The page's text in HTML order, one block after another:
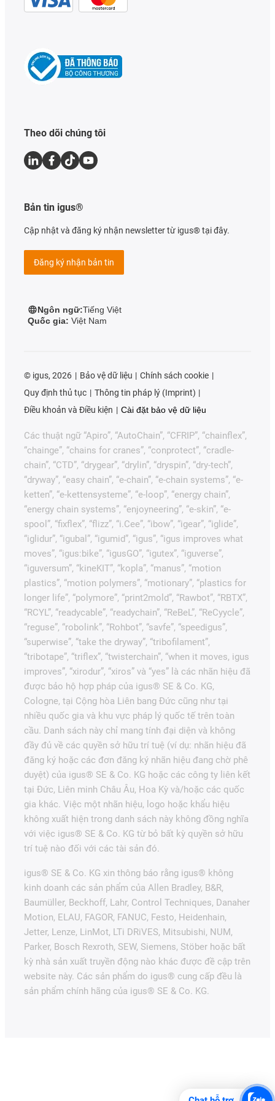
Theo dõi chúng tôi
Bản tin igus®
Cập nhật và đăng ký nhận newsletter từ igus® tại đây.
Đăng ký nhận bản tin
Ngôn ngữ:Tiếng Việt
Quốc gia: Việt Nam
© igus, 2026 Bảo vệ dữ liệu
Chính sách cookie
Quy định thủ tục
Thông tin pháp lý (Imprint)
Điều khoản và Điều kiện
Cài đặt bảo vệ dữ liệu
Các thuật ngữ “Apiro”, “AutoChain”, “CFRIP”, “chainflex”,
“chainge”, “chains for cranes”, “conprotect”, “cradle-
chain”, “CTD”, “drygear”, “drylin”, “dryspin”, “dry-tech”,
“dryway”, “easy chain”, “e-chain”, “e-chain systems”, “e-
ketten”, “e-kettensysteme”, “e-loop”, “energy chain”,
“energy chain systems”, “enjoyneering”, “e-skin”, “e-
spool”, “fixflex”, “flizz”, “i.Cee”, “ibow”, “igear”, “iglide”,
“iglidur”, “igubal”, “igumid”, “igus”, “igus improves what
moves”, “igus:bike”, “igusGO”, “igutex”, “iguverse”,
“iguversum”, “kineKIT”, “kopla”, “manus”, “motion
plastics”, “motion polymers”, “motionary”, “plastics for
longer life”, “polymore”, “print2mold”, “Rawbot”, “RBTX”,
“RCYL”, “readycable”, “readychain”, “ReBeL”, “ReCyycle”,
“reguse”, “robolink”, “Rohbot”, “savfe”, “speedigus”,
“superwise”, “take the dryway”, “tribofilament”,
“tribotape”, “triflex”, “twisterchain”, “when it moves, igus
improves”, “xirodur”, “xiros” và “yes” là các nhãn hiệu đã
được bảo hộ hợp pháp của igus® SE & Co. KG,
Cologne, tại Cộng hòa Liên bang Đức cũng như tại
nhiều quốc gia và khu vực pháp lý quốc tế trên toàn
cầu. Danh sách này chỉ mang tính đại diện và không
đầy đủ về các quyền sở hữu trí tuệ (ví dụ: nhãn hiệu đã
đăng ký hoặc các đơn đăng ký nhãn hiệu đang chờ phê
duyệt) của igus® SE & Co. KG hoặc các công ty liên kết
tại Đức, Liên minh Châu Âu, Hoa Kỳ và/hoặc các quốc
gia khác. Việc một nhãn hiệu, logo hoặc khẩu hiệu
không xuất hiện trong danh sách này không đồng nghĩa
với việc igus® SE & Co. KG từ bỏ bất kỳ quyền sở hữu
trí tuệ nào đối với các tài sản đó.
igus® SE & Co. KG xin thông báo rằng igus® không
kinh doanh các sản phẩm của Allen Bradley, B&R,
Baumüller, Beckhoff, Lahr, Control Techniques, Danaher
Motion, ELAU, FAGOR, FANUC, Festo, Heidenhain,
Jetter, Lenze, LinMot, LTi DRiVES, Mitsubishi, NUM,
Parker, Bosch Rexroth, SEW, Siemens, Stöber hoặc bất
kỳ nhà sản xuất truyền động nào khác được đề cập trên
website này. Các sản phẩm do igus® cung cấp đều là
sản phẩm chính hãng của igus® SE & Co. KG.